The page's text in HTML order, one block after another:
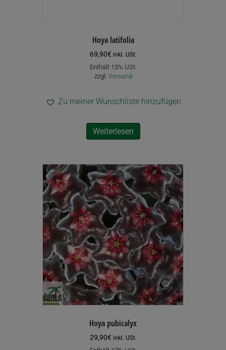
Hoya latifolia
69,90€ inkl. USt.
Enthält 13% USt.
zzgl. Versand
Zu meiner Wunschliste hinzufügen
Weiterlesen
Hoya pubicalyx
29,90€ inkl. USt.